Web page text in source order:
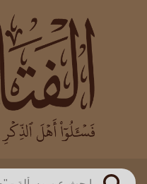
العالم
بن باز
بن
اللجنة الدائمة